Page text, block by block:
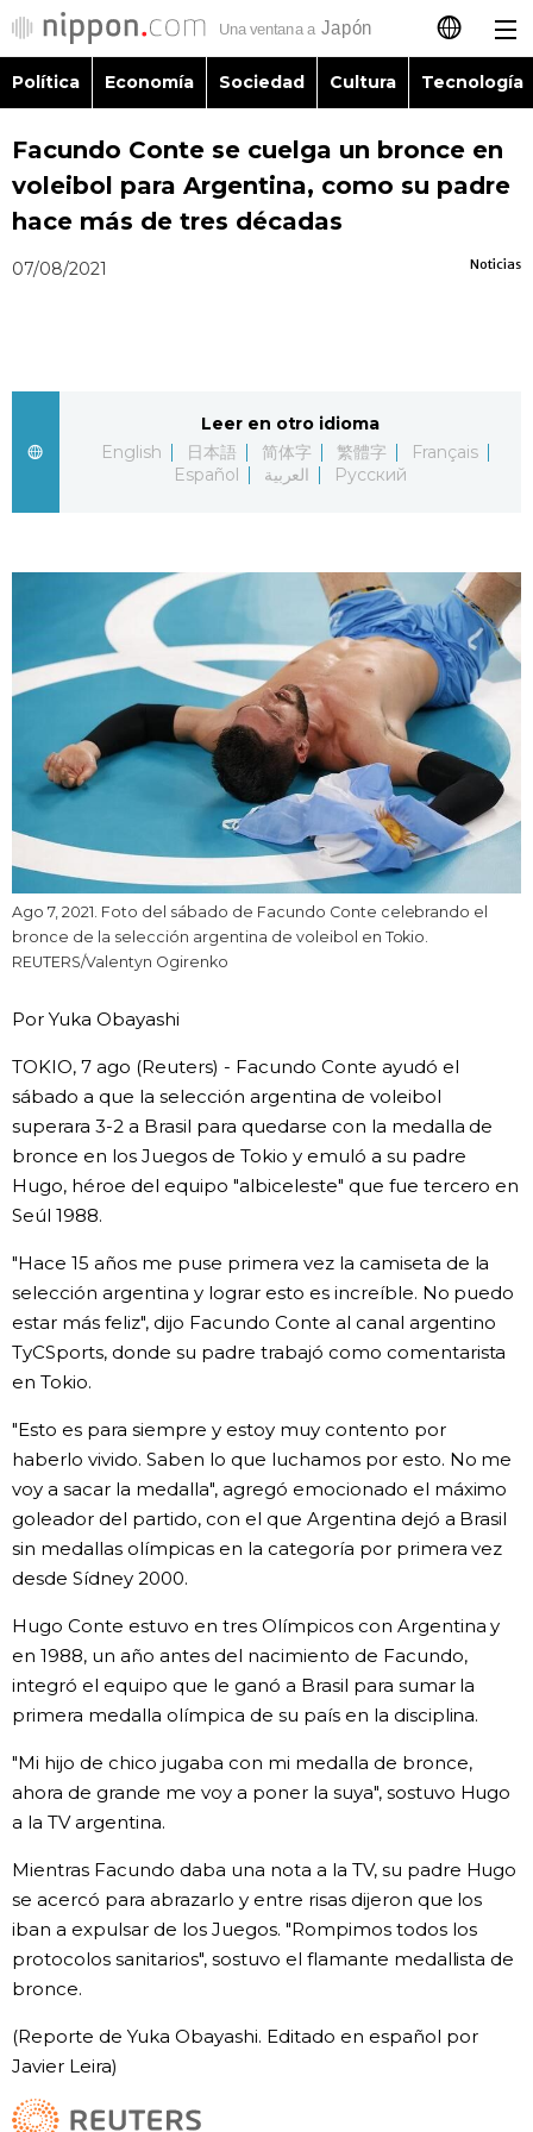
日本語
English
Русский
Política
Vida
Guía de Japón
Vídeos e imágenes
En profundidad
Más
Noticias
Datos de Japón
Gente
Blog
Avisos
official SNS
Política Economía Sociedad Cultura Tecnología
Facundo Conte se cuelga un bronce en
voleibol para Argentina, como su padre
hace más de tres décadas
Noticias
07/08/2021
Leer en otro idioma
English
日本語 简体字 繁體字
Français
Español
العربية Русский
Ago 7, 2021. Foto del sábado de Facundo Conte celebrando el
bronce de la selección argentina de voleibol en Tokio.
REUTERS/Valentyn Ogirenko
Por Yuka Obayashi
TOKIO, 7 ago (Reuters) - Facundo Conte ayudó el
sábado a que la selección argentina de voleibol
superara 3-2 a Brasil para quedarse con la medalla de
bronce en los Juegos de Tokio y emuló a su padre
Hugo, héroe del equipo "albiceleste" que fue tercero en
Seúl 1988.
"Hace 15 años me puse primera vez la camiseta de la
selección argentina y lograr esto es increíble. No puedo
estar más feliz", dijo Facundo Conte al canal argentino
TyCSports, donde su padre trabajó como comentarista
en Tokio.
"Esto es para siempre y estoy muy contento por
haberlo vivido. Saben lo que luchamos por esto. No me
voy a sacar la medalla", agregó emocionado el máximo
goleador del partido, con el que Argentina dejó a Brasil
sin medallas olímpicas en la categoría por primera vez
desde Sídney 2000.
Hugo Conte estuvo en tres Olímpicos con Argentina y
en 1988, un año antes del nacimiento de Facundo,
integró el equipo que le ganó a Brasil para sumar la
primera medalla olímpica de su país en la disciplina.
"Mi hijo de chico jugaba con mi medalla de bronce,
ahora de grande me voy a poner la suya", sostuvo Hugo
a la TV argentina.
Mientras Facundo daba una nota a la TV, su padre Hugo
se acercó para abrazarlo y entre risas dijeron que los
iban a expulsar de los Juegos. "Rompimos todos los
protocolos sanitarios", sostuvo el flamante medallista de
bronce.
(Reporte de Yuka Obayashi. Editado en español por
Javier Leira)